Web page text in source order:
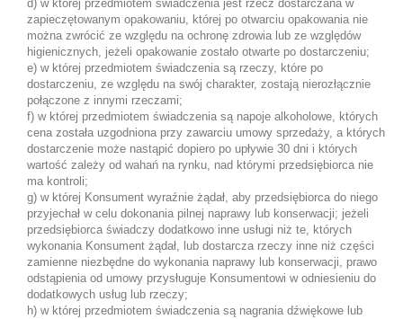
d) w której przedmiotem świadczenia jest rzecz dostarczana w
zapieczętowanym opakowaniu, której po otwarciu opakowania nie
można zwrócić ze względu na ochronę zdrowia lub ze względów
higienicznych, jeżeli opakowanie zostało otwarte po dostarczeniu;
e) w której przedmiotem świadczenia są rzeczy, które po
dostarczeniu, ze względu na swój charakter, zostają nierozłącznie
połączone z innymi rzeczami;
f) w której przedmiotem świadczenia są napoje alkoholowe, których
cena została uzgodniona przy zawarciu umowy sprzedaży, a których
dostarczenie może nastąpić dopiero po upływie 30 dni i których
wartość zależy od wahań na rynku, nad którymi przedsiębiorca nie
ma kontroli;
g) w której Konsument wyraźnie żądał, aby przedsiębiorca do niego
przyjechał w celu dokonania pilnej naprawy lub konserwacji; jeżeli
przedsiębiorca świadczy dodatkowo inne usługi niż te, których
wykonania Konsument żądał, lub dostarcza rzeczy inne niż części
zamienne niezbędne do wykonania naprawy lub konserwacji, prawo
odstąpienia od umowy przysługuje Konsumentowi w odniesieniu do
dodatkowych usług lub rzeczy;
h) w której przedmiotem świadczenia są nagrania dźwiękowe lub